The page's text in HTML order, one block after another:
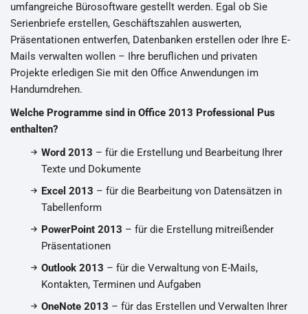
umfangreiche Bürosoftware gestellt werden. Egal ob Sie
Serienbriefe erstellen, Geschäftszahlen auswerten,
Präsentationen entwerfen, Datenbanken erstellen oder Ihre E-
Mails verwalten wollen – Ihre beruflichen und privaten
Projekte erledigen Sie mit den Office Anwendungen im
Handumdrehen.
Welche Programme sind in Office 2013 Professional Pus
enthalten?
Word 2013 – für die Erstellung und Bearbeitung Ihrer
Texte und Dokumente
Excel 2013 – für die Bearbeitung von Datensätzen in
Tabellenform
PowerPoint 2013 – für die Erstellung mitreißender
Präsentationen
Outlook 2013 – für die Verwaltung von E-Mails,
Kontakten, Terminen und Aufgaben
OneNote 2013 – für das Erstellen und Verwalten Ihrer